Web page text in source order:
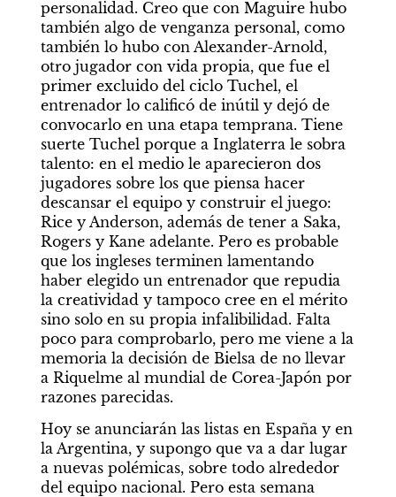
personalidad. Creo que con Maguire hubo
también algo de venganza personal, como
también lo hubo con Alexander-Arnold,
otro jugador con vida propia, que fue el
primer excluido del ciclo Tuchel, el
entrenador lo calificó de inútil y dejó de
convocarlo en una etapa temprana. Tiene
suerte Tuchel porque a Inglaterra le sobra
talento: en el medio le aparecieron dos
jugadores sobre los que piensa hacer
descansar el equipo y construir el juego:
Rice y Anderson, además de tener a Saka,
Rogers y Kane adelante. Pero es probable
que los ingleses terminen lamentando
haber elegido un entrenador que repudia
la creatividad y tampoco cree en el mérito
sino solo en su propia infalibilidad. Falta
poco para comprobarlo, pero me viene a la
memoria la decisión de Bielsa de no llevar
a Riquelme al mundial de Corea-Japón por
razones parecidas.
Hoy se anunciarán las listas en España y en
la Argentina, y supongo que va a dar lugar
a nuevas polémicas, sobre todo alrededor
del equipo nacional. Pero esta semana